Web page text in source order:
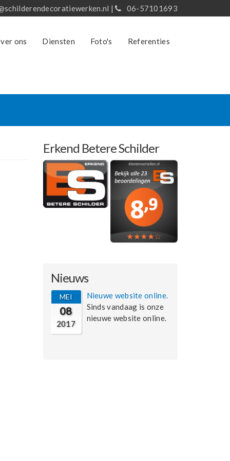
| 06-57101693
ons Diensten Foto's Referenties
Erkend Betere Schilder
Nieuws
MEI
08
2017
Nieuwe website online.
Sinds vandaag is onze
nieuwe website online.